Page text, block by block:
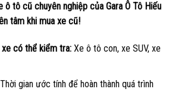
tô cũ chuyên nghiệp của Gara Ô Tô Hiếu
tâm khi mua xe cũ!
có thể kiểm tra:Xe ô tô con, xe SUV, xe
gian ước tính để hoàn thành quá trình